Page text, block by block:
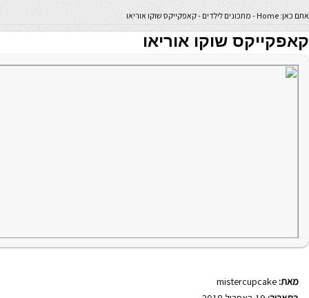
אתם כאן: Home
- מתכונים לילדים -קאפקייקס שוקו אוריאו
קאפקייקס שוקו אוריאו
מאת: mistercupcake